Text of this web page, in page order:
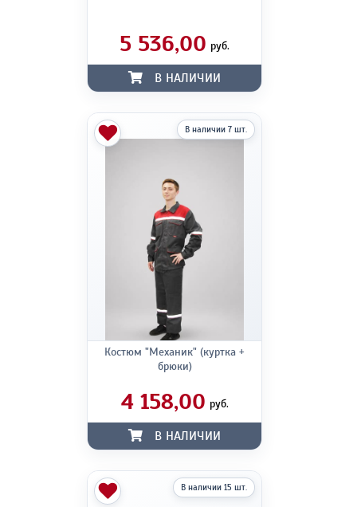
5 536,00 руб.
В НАЛИЧИИ
В наличии 7 шт.
Костюм "Механик" (куртка +
брюки)
4 158,00 руб.
В НАЛИЧИИ
В наличии 15 шт.